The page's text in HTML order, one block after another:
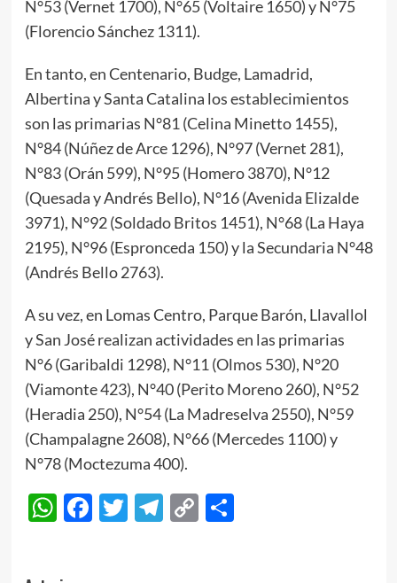
N°53 (Vernet 1700), N°65 (Voltaire 1650) y N°75
(Florencio Sánchez 1311).
En tanto, en Centenario, Budge, Lamadrid,
Albertina y Santa Catalina los establecimientos
son las primarias N°81 (Celina Minetto 1455),
N°84 (Núñez de Arce 1296), N°97 (Vernet 281),
N°83 (Orán 599), N°95 (Homero 3870), N°12
(Quesada y Andrés Bello), N°16 (Avenida Elizalde
3971), N°92 (Soldado Britos 1451), N°68 (La Haya
2195), N°96 (Espronceda 150) y la Secundaria N°48
(Andrés Bello 2763).
A su vez, en Lomas Centro, Parque Barón, Llavallol
y San José realizan actividades en las primarias
N°6 (Garibaldi 1298), N°11 (Olmos 530), N°20
(Viamonte 423), N°40 (Perito Moreno 260), N°52
(Heradia 250), N°54 (La Madreselva 2550), N°59
(Champalagne 2608), N°66 (Mercedes 1100) y
N°78 (Moctezuma 400).
WhatsApp
Facebook
Twitter
Telegram
CopyCompartir